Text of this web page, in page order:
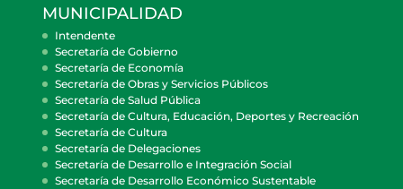
MUNICIPALIDAD
Intendente
Secretaría de Gobierno
Secretaría de Economía
Secretaría de Obras y Servicios Públicos
Secretaría de Salud Pública
Secretaría de Cultura, Educación, Deportes y Recreación
Secretaría de Cultura
Secretaría de Delegaciones
Secretaría de Desarrollo e Integración Social
Secretaría de Desarrollo Económico Sustentable